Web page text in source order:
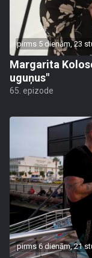
pirms 5 dienām, 23
Margarita
uguņus"
65. epizode
pirms 6 dienām, 21